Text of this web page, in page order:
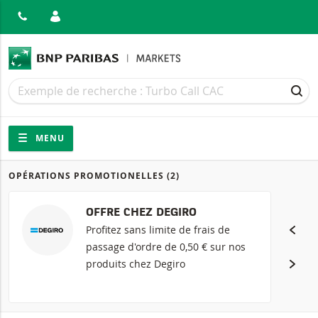
Recherche
Recherche
Navigation
Navigation sur le site
MENU
Produits
OPÉRATIONS PROMOTIONELLES (2)
OFFRE CHEZ DEGIRO
Profitez sans limite de frais de
passage d'ordre de 0,50 € sur nos
produits chez Degiro